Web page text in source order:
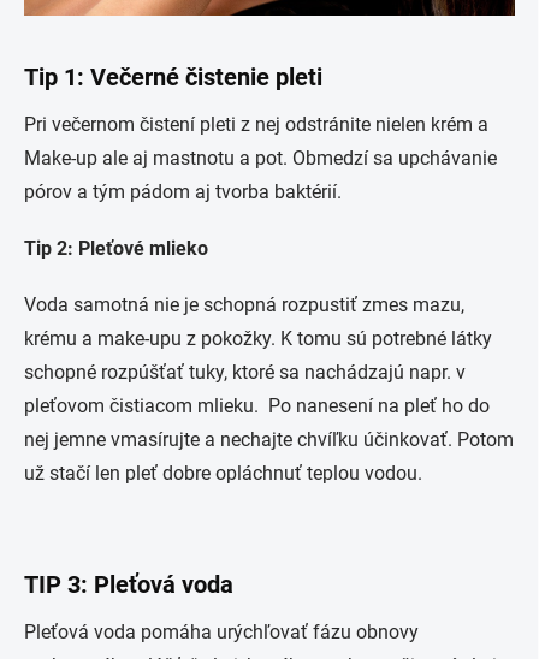
Tip 1: Večerné čistenie pleti
Pri večernom čistení pleti z nej odstránite nielen krém a
Make-up ale aj mastnotu a pot. Obmedzí sa upchávanie
pórov a tým pádom aj tvorba baktérií.
Tip 2: Pleťové mlieko
Voda samotná nie je schopná rozpustiť zmes mazu,
krému a make-upu z pokožky. K tomu sú potrebné látky
schopné rozpúšťať tuky, ktoré sa nachádzajú napr. v
pleťovom čistiacom mlieku. Po nanesení na pleť ho do
nej jemne vmasírujte a nechajte chvíľku účinkovať. Potom
už stačí len pleť dobre opláchnuť teplou vodou.
TIP 3: Pleťová voda
Pleťová voda pomáha urýchľovať fázu obnovy